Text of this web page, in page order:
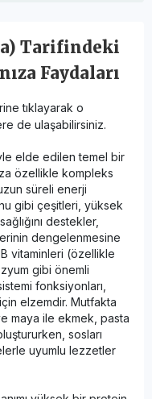
Tarifindeki
Faydaları
tıklayarak o
de ulaşabilirsiniz.
elde edilen temel bir
özellikle kompleks
süreli enerji
gibi çeşitleri, yüksek
destekler,
dengelenmesine
B vitaminleri (özellikle
gibi önemli
fonksiyonları,
elzemdir. Mutfakta
maya ile ekmek, pasta
sosları
uyumlu lezzetler